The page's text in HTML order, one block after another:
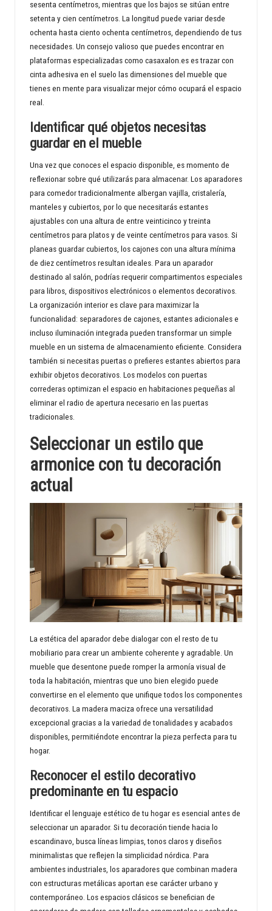
sesenta centímetros, mientras que los bajos se sitúan entre
setenta y cien centímetros. La longitud puede variar desde
ochenta hasta ciento ochenta centímetros, dependiendo de tus
necesidades. Un consejo valioso que puedes encontrar en
plataformas especializadas como casaxalon.eses trazar con
cinta adhesiva en el suelo las dimensiones del mueble que
tienes en mente para visualizar mejor cómo ocupará el espacio
real.
Identificar qué objetos necesitas
guardar en el mueble
Una vez que conoces el espacio disponible, es momento de
reflexionar sobre qué utilizarás para almacenar. Los aparadores
para comedor tradicionalmente albergan vajilla, cristalería,
manteles y cubiertos, por lo que necesitarás estantes
ajustables con una altura de entre veinticinco y treinta
centímetros para platos y de veinte centímetros para vasos. Si
planeas guardar cubiertos, los cajones con una altura mínima
de diez centímetros resultan ideales. Para un aparador
destinado al salón, podrías requerir compartimentos especiales
para libros, dispositivos electrónicos o elementos decorativos.
La organización interior es clave para maximizar la
funcionalidad: separadores de cajones, estantes adicionales e
incluso iluminación integrada pueden transformar un simple
mueble en un sistema de almacenamiento eficiente. Considera
también si necesitas puertas o prefieres estantes abiertos para
exhibir objetos decorativos. Los modelos con puertas
correderas optimizan el espacio en habitaciones pequeñas al
eliminar el radio de apertura necesario en las puertas
tradicionales.
Seleccionar un estilo que
armonice con tu decoración
actual
La estética del aparador debe dialogar con el resto de tu
mobiliario para crear un ambiente coherente y agradable. Un
mueble que desentone puede romper la armonía visual de
toda la habitación, mientras que uno bien elegido puede
convertirse en el elemento que unifique todos los componentes
decorativos. La madera maciza ofrece una versatilidad
excepcional gracias a la variedad de tonalidades y acabados
disponibles, permitiéndote encontrar la pieza perfecta para tu
hogar.
Reconocer el estilo decorativo
predominante en tu espacio
Identificar el lenguaje estético de tu hogar es esencial antes de
seleccionar un aparador. Si tu decoración tiende hacia lo
escandinavo, busca líneas limpias, tonos claros y diseños
minimalistas que reflejen la simplicidad nórdica. Para
ambientes industriales, los aparadores que combinan madera
con estructuras metálicas aportan ese carácter urbano y
contemporáneo. Los espacios clásicos se benefician de